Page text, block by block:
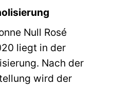
Null Rosé
liegt in der
Nach der
wird der